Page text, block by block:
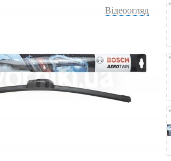
Відеоогляд